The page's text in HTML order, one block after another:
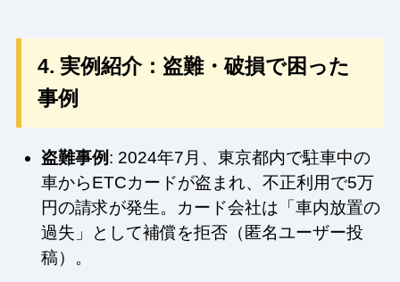
4. 実例紹介：盗難・破損で困った
事例
盗難事例: 2024年7月、東京都内で駐車中の
車からETCカードが盗まれ、不正利用で5万
円の請求が発生。カード会社は「車内放置の
過失」として補償を拒否（匿名ユーザー投
稿）。